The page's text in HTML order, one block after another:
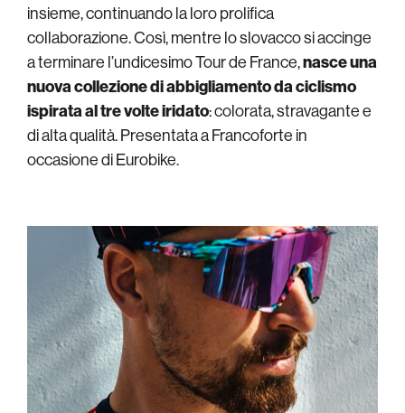
insieme, continuando la loro prolifica
collaborazione. Così, mentre lo slovacco si accinge
a terminare l’undicesimo Tour de France,nasce una
nuova collezione di abbigliamento da ciclismo
ispirata al tre volte iridato: colorata, stravagante e
di alta qualità. Presentata a Francoforte in
occasione di Eurobike.